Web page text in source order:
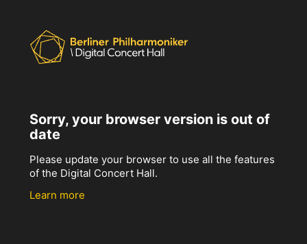
Sorry, your browser version is out of
date
Please update your browser to use all the features
of the Digital Concert Hall.
Learn more